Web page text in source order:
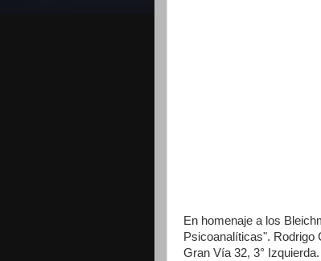
En homenaje a los
Psicoanalíticas". Rodrigo
Gran Vía 32, 3°